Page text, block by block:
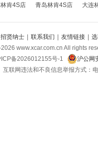
肯4S店 青岛林肯4S店 大连
招贤纳士 | 联系我们 | 友情链接 |
2026 www.xcar.com.cn All rights
ICP备2026012155号-1
沪公网
互联网违法和不良信息举报方式：